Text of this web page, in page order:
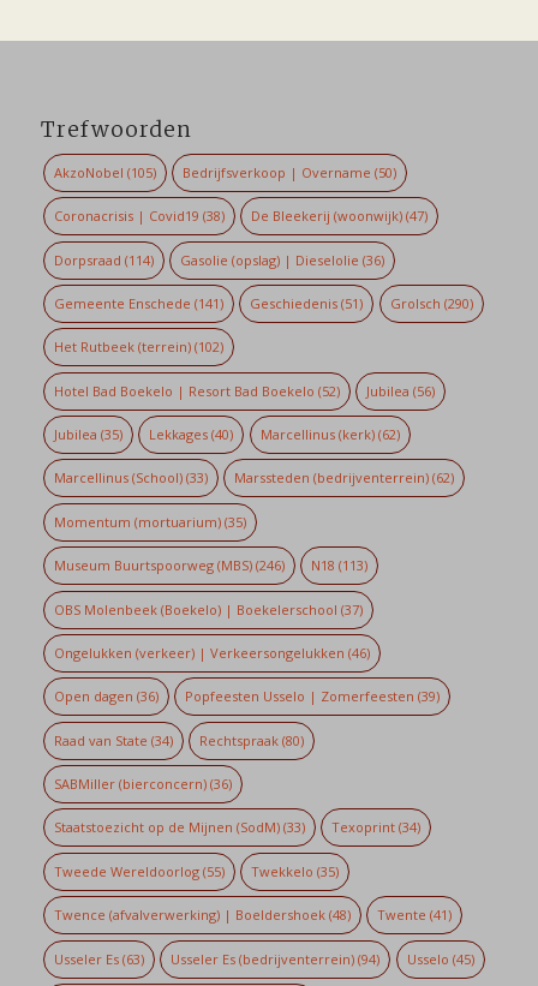
Trefwoorden
AkzoNobel (105) Bedrijfsverkoop | Overname (50)
Coronacrisis | Covid19 (38) De Bleekerij (woonwijk) (47)
Dorpsraad (114) Gasolie (opslag) | Dieselolie (36)
Gemeente Enschede (141) Geschiedenis (51) Grolsch (290)
Het Rutbeek (terrein)(102)
Hotel Bad Boekelo | Resort Bad Boekelo (52) Jubilea (56)
Jubilea (35) Lekkages (40) Marcellinus (kerk)(62)
Marcellinus (School)(33) Marssteden (bedrijventerrein) (62)
Momentum (mortuarium)(35)
Museum Buurtspoorweg (MBS)(246) N18 (113)
OBS Molenbeek (Boekelo) | Boekelerschool (37)
Ongelukken (verkeer) | Verkeersongelukken (46)
Open dagen (36) Popfeesten Usselo | Zomerfeesten (39)
Raad van State (34) Rechtspraak (80)
SABMiller (bierconcern)(36)
Staatstoezicht op de Mijnen (SodM)(33) Texoprint (34)
Tweede Wereldoorlog(55) Twekkelo (35)
Twence (afvalverwerking) | Boeldershoek(48) Twente (41)
Usseler Es(63) Usseler Es (bedrijventerrein) (94) Usselo (45)